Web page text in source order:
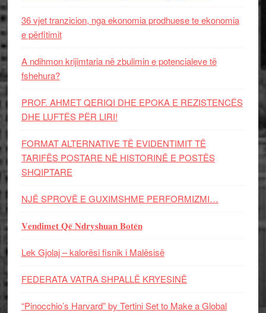
36 vjet tranzicion, nga ekonomia prodhuese te ekonomia
e përfitimit
A ndihmon krijimtaria në zbulimin e potencialeve të
fshehura?
PROF. AHMET QERIQI DHE EPOKA E REZISTENCЁS
DHE LUFTЁS PЁR LIRI!
FORMAT ALTERNATIVE TË EVIDENTIMIT TË
TARIFËS POSTARE NË HISTORINË E POSTËS
SHQIPTARE
NJË SPROVË E GUXIMSHME PERFORMIZMI…
𝐕𝐞𝐧𝐝𝐢𝐦𝐞𝐭 𝐐𝐞̈ 𝐍𝐝𝐫𝐲𝐬𝐡𝐮𝐚𝐧 𝐁𝐨𝐭𝐞̈𝐧
Lek Gjolaj – kalorësi fisnik i Malësisë
FEDERATA VATRA SHPALLË KRYESINË
“Pinocchio’s Harvard” by Tertini Set to Make a Global